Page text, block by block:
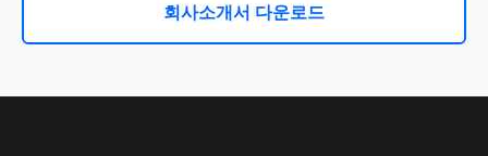
회사소개서 다운로드